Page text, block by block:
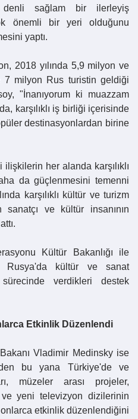
denli sağlam bir ilerleyiş
önemli bir yeri olduğunu
yaptı.
2018 yılında 5,9 milyon ve
7 milyon Rus turistin geldiği
"İnanıyorum ki muazzam
karşılıklı iş birliği içerisinde
destinasyonlardan birine
her alanda karşılıklı
da güçlenmesini temenni
karşılıklı kültür ve turizm
sanatçı ve kültür insanının
Kültür Bakanlığı ile
Rusya'da kültür ve sanat
verdikleri destek
Etkinlik Düzenlendi
Vladimir Medinsky ise
bu yana Türkiye'de ve
müzeler arası projeler,
yeni televizyon dizilerinin
etkinlik düzenlendiğini